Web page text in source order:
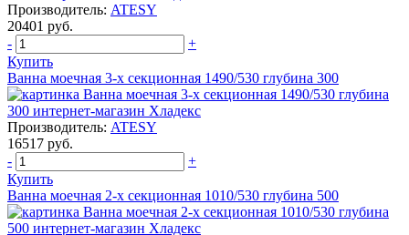
Производитель: ATESY
20401 руб.
-
+
Купить
Ванна моечная 3-х секционная 1490/530 глубина 300
Производитель: ATESY
16517 руб.
-
+
Купить
Ванна моечная 2-х секционная 1010/530 глубина 500